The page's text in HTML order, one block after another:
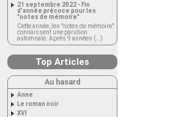
21 septembre 2022 - Fin
d’année précoce pour les
"notes de mémoire"
Cette année, les "notes de mémoire"
connaissent une parution
automnale. Après 9 années (…)
Top Articles
Au hasard
Anne
Le roman noir
XVI